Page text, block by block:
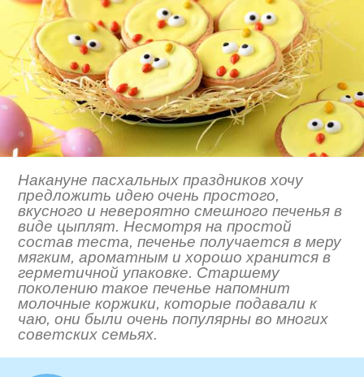
Накануне пасхальных праздников хочу
предложить идею очень простого,
вкусного и невероятно смешного печенья в
виде цыплят. Несмотря на простой
состав теста, печенье получается в меру
мягким, ароматным и хорошо хранится в
герметичной упаковке. Старшему
поколению такое печенье напомнит
молочные коржики, которые подавали к
чаю, они были очень популярны во многих
советских семьях.